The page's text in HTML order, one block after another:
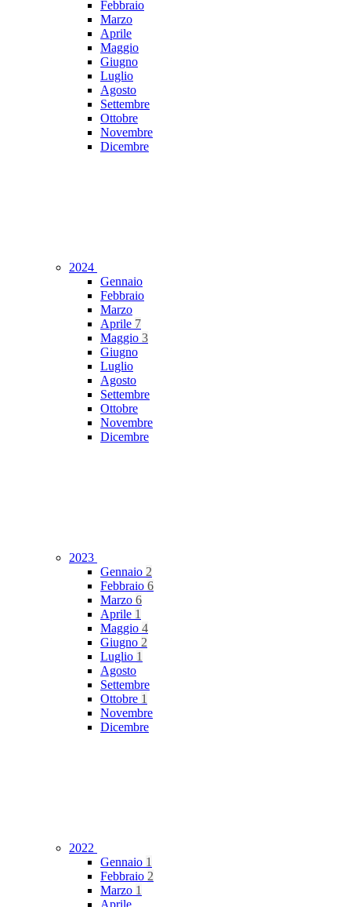
Febbraio
Marzo
Aprile
Maggio
Giugno
Luglio
Agosto
Settembre
Ottobre
Novembre
Dicembre
2024
Gennaio
Febbraio
Marzo
Aprile 7
Maggio 3
Giugno
Luglio
Agosto
Settembre
Ottobre
Novembre
Dicembre
2023
Gennaio 2
Febbraio 6
Marzo 6
Aprile 1
Maggio 4
Giugno 2
Luglio 1
Agosto
Settembre
Ottobre 1
Novembre
Dicembre
2022
Gennaio 1
Febbraio 2
Marzo 1